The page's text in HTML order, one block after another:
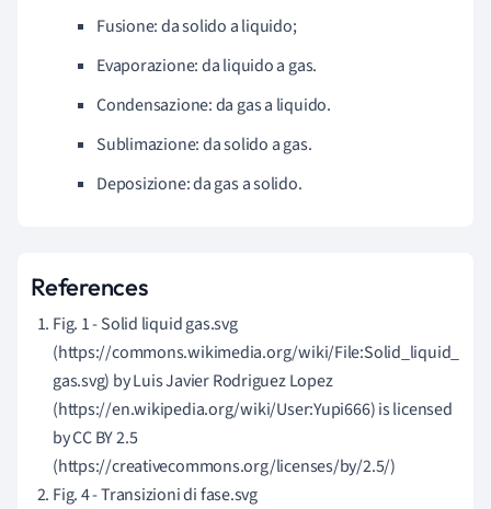
Fusione: da solido a liquido;
Evaporazione: da liquido a gas.
Condensazione: da gas a liquido.
Sublimazione: da solido a gas.
Deposizione: da gas a solido.
References
Fig. 1 -Solid liquid gas.svg
(https://commons.wikimedia.org/wiki/File:Solid_liquid_
gas.svg) byLuis Javier Rodriguez Lopez
(https://en.wikipedia.org/wiki/User:Yupi666) is licensed
byCC BY 2.5
(https://creativecommons.org/licenses/by/2.5/)
Fig. 4 -Transizioni di fase.svg